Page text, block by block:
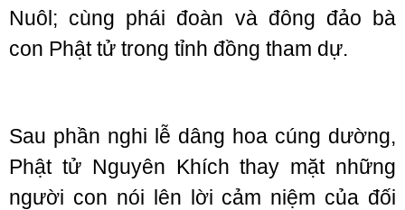
Nuôl; cùng phái đoàn và đông đảo bà
con Phật tử trong tỉnh đồng tham dự.
Sau phần nghi lễ dâng hoa cúng dường,
Phật tử Nguyên Khích thay mặt những
người con nói lên lời cảm niệm của đối